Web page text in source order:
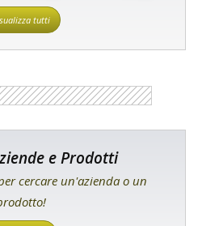
tutti
e Prodotti
cercare un'azienda o un